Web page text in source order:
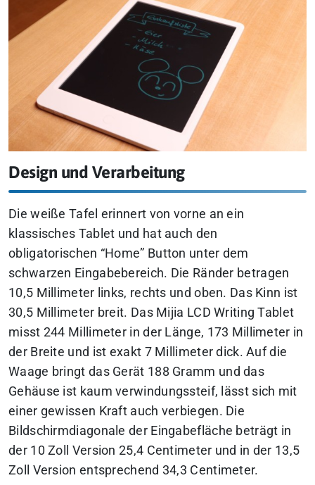
Design und Verarbeitung
Die weiße Tafel erinnert von vorne an ein
klassisches Tablet und hat auch den
obligatorischen “Home” Button unter dem
schwarzen Eingabebereich. Die Ränder betragen
10,5 Millimeter links, rechts und oben. Das Kinn ist
30,5 Millimeter breit. Das Mijia LCD Writing Tablet
misst 244 Millimeter in der Länge, 173 Millimeter in
der Breite und ist exakt 7 Millimeter dick. Auf die
Waage bringt das Gerät 188 Gramm und das
Gehäuse ist kaum verwindungssteif, lässt sich mit
einer gewissen Kraft auch verbiegen. Die
Bildschirmdiagonale der Eingabefläche beträgt in
der 10 Zoll Version 25,4 Centimeter und in der 13,5
Zoll Version entsprechend 34,3 Centimeter.